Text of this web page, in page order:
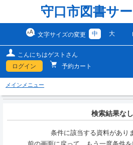
守口市図書サ
文字サイズの変更 中 大
こんにちはゲストさん
ログイン
予約カート
メインメニュー
検索結果なし
条件に該当する資料があり